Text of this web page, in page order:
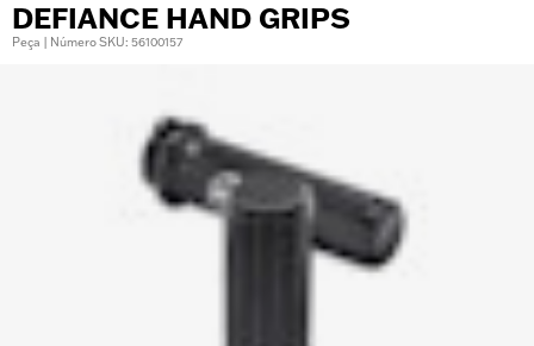
DEFIANCE HAND GRIPS
Peça | Número SKU: 56100157